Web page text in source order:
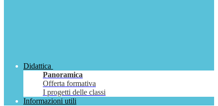
Didattica
Panoramica
Offerta formativa
I progetti delle classi
Informazioni utili